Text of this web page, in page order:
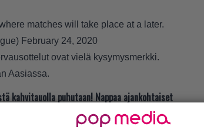
matches will take place at a later.
February 24, 2020
ovat vielä kysymysmerkki.
Aasiassa.
kahvitauolla puhutaan! Nappaa ajankohtaiset
tästä.